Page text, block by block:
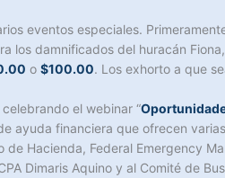
eventos especiales.
los damnificados del huracán
o $100.00. Los exhorto a que
el webinar “
ayuda financiera que ofrecen
Hacienda, Federal Emergency
Dimaris Aquino y al Comité de